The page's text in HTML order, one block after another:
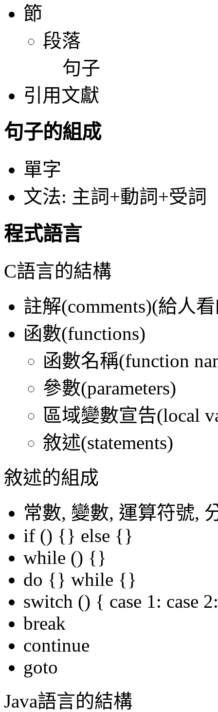
節
段落
句子
引用文獻
句子的組成
單字
文法: 主詞+動詞+受詞
程式語言
C語言的結構
註解(comments)(給人
函數(functions)
函數名稱(function
參數(parameters)
區域變數宣告(local
敘述(statements)
敘述的組成
常數, 變數, 運算符號,
if () {} else {}
while () {}
do {} while {}
switch () { case 1: case
break
continue
goto
Java語言的結構